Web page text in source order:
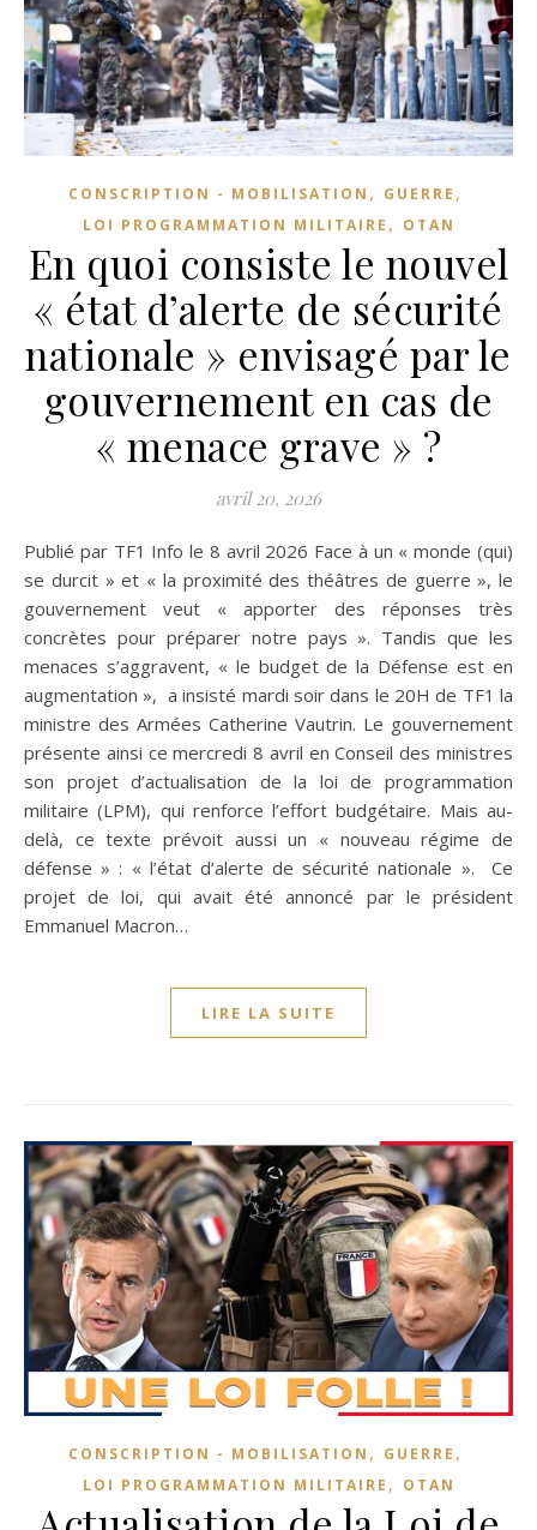
CONSCRIPTION - MOBILISATION , GUERRE ,
LOI PROGRAMMATION MILITAIRE , OTAN
En quoi consiste le nouvel
« état d’alerte de sécurité
nationale » envisagé par le
gouvernement en cas de
« menace grave » ?
avril 20, 2026
Publié par TF1 Info le 8 avril 2026 Face à un « monde (qui)
se durcit » et « la proximité des théâtres de guerre », le
gouvernement veut « apporter des réponses très
concrètes pour préparer notre pays ». Tandis que les
menaces s’aggravent, « le budget de la Défense est en
augmentation », a insisté mardi soir dans le 20H de TF1 la
ministre des Armées Catherine Vautrin. Le gouvernement
présente ainsi ce mercredi 8 avril en Conseil des ministres
son projet d’actualisation de la loi de programmation
militaire (LPM), qui renforce l’effort budgétaire. Mais au-
delà, ce texte prévoit aussi un « nouveau régime de
défense » : « l’état d’alerte de sécurité nationale ». Ce
projet de loi, qui avait été annoncé par le président
Emmanuel Macron…
LIRE LA SUITE
CONSCRIPTION - MOBILISATION , GUERRE ,
LOI PROGRAMMATION MILITAIRE , OTAN